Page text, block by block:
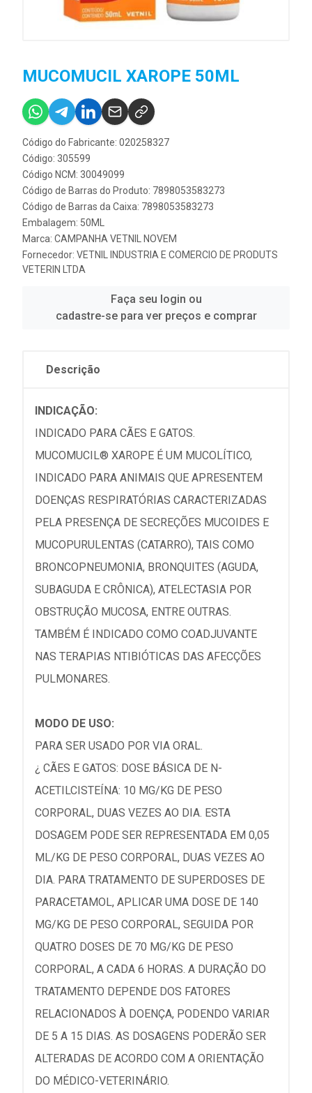
MUCOMUCIL XAROPE 50ML
Código do Fabricante: 020258327
Código: 305599
Código NCM: 30049099
Código de Barras do Produto: 7898053583273
Código de Barras da Caixa: 7898053583273
Embalagem: 50ML
Marca: CAMPANHA VETNIL NOVEM
Fornecedor: VETNIL INDUSTRIA E COMERCIO DE PRODUTS
VETERIN LTDA
Faça seu login ou
cadastre-se para ver preços e comprar
Descrição
INDICAÇÃO:
INDICADO PARA CÃES E GATOS.
MUCOMUCIL® XAROPE É UM MUCOLÍTICO,
INDICADO PARA ANIMAIS QUE APRESENTEM
DOENÇAS RESPIRATÓRIAS CARACTERIZADAS
PELA PRESENÇA DE SECREÇÕES MUCOIDES E
MUCOPURULENTAS (CATARRO), TAIS COMO
BRONCOPNEUMONIA, BRONQUITES (AGUDA,
SUBAGUDA E CRÔNICA), ATELECTASIA POR
OBSTRUÇÃO MUCOSA, ENTRE OUTRAS.
TAMBÉM É INDICADO COMO COADJUVANTE
NAS TERAPIAS NTIBIÓTICAS DAS AFECÇÕES
PULMONARES.
MODO DE USO:
PARA SER USADO POR VIA ORAL.
¿ CÃES E GATOS: DOSE BÁSICA DE N-
ACETILCISTEÍNA: 10 MG/KG DE PESO
CORPORAL, DUAS VEZES AO DIA. ESTA
DOSAGEM PODE SER REPRESENTADA EM 0,05
ML/KG DE PESO CORPORAL, DUAS VEZES AO
DIA. PARA TRATAMENTO DE SUPERDOSES DE
PARACETAMOL, APLICAR UMA DOSE DE 140
MG/KG DE PESO CORPORAL, SEGUIDA POR
QUATRO DOSES DE 70 MG/KG DE PESO
CORPORAL, A CADA 6 HORAS. A DURAÇÃO DO
TRATAMENTO DEPENDE DOS FATORES
RELACIONADOS À DOENÇA, PODENDO VARIAR
DE 5 A 15 DIAS. AS DOSAGENS PODERÃO SER
ALTERADAS DE ACORDO COM A ORIENTAÇÃO
DO MÉDICO-VETERINÁRIO.